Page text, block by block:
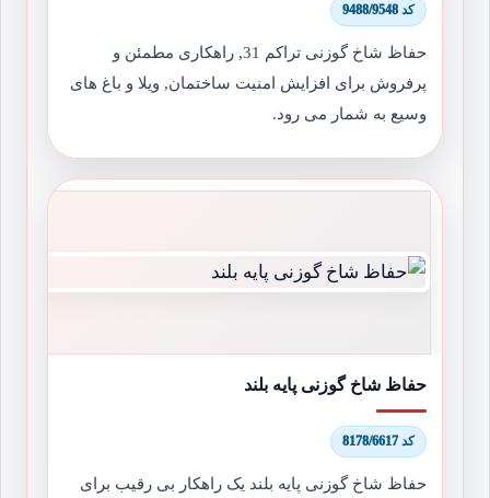
کد 9488/9548
حفاظ شاخ گوزنی تراکم 31, راهکاری مطمئن و
پرفروش برای افزایش امنیت ساختمان, ویلا و باغ های
وسیع به شمار می رود.
حفاظ شاخ گوزنی پایه بلند
کد 8178/6617
حفاظ شاخ گوزنی پایه بلند یک راهکار بی رقیب برای